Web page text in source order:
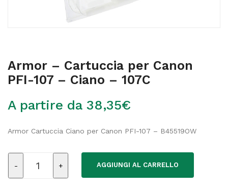
Armor – Cartuccia per Canon
PFI-107 – Ciano – 107C
A partire da 38,35€
Armor Cartuccia Ciano per Canon PFI-107 – B45519OW
AGGIUNGI AL CARRELLO